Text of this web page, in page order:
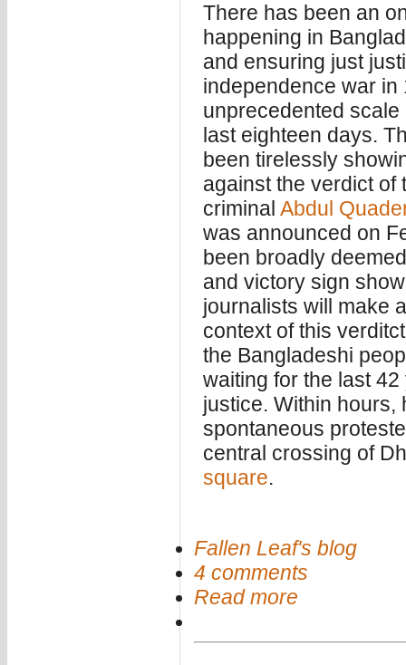
There has been an
happening in
and ensuring just
independence war in
unprecedented
last eighteen days.
been tirelessly
against the verdict of
criminal Abdul
was announced on
been broadly
and victory sign
journalists will make
context of this
the Bangladeshi
waiting for the last
justice. Within hours,
spontaneous
central crossing of
square.
Fallen Leaf's blog
4 comments
Read more